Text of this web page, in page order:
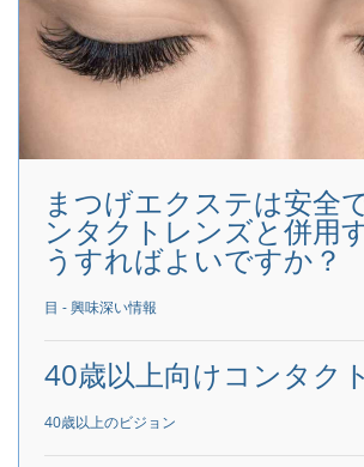
まつげエクステは安全
ンタクトレンズと併用
うすればよいですか？
目 - 興味深い情報
40歳以上向けコンタク
40歳以上のビジョン